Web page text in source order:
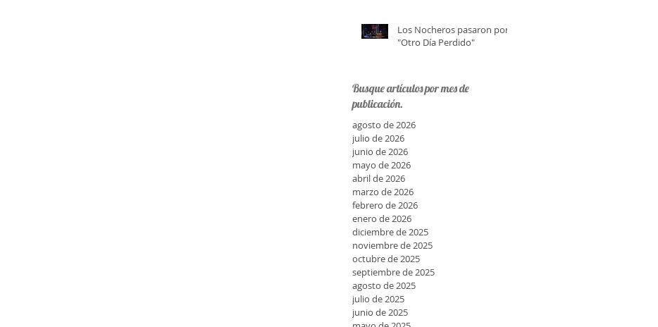
Los Nocheros pasaron por
"Otro Día Perdido"
Busque artículos por mes de
publicación.
agosto de 2026
julio de 2026
junio de 2026
mayo de 2026
abril de 2026
marzo de 2026
febrero de 2026
enero de 2026
diciembre de 2025
noviembre de 2025
octubre de 2025
septiembre de 2025
agosto de 2025
julio de 2025
junio de 2025